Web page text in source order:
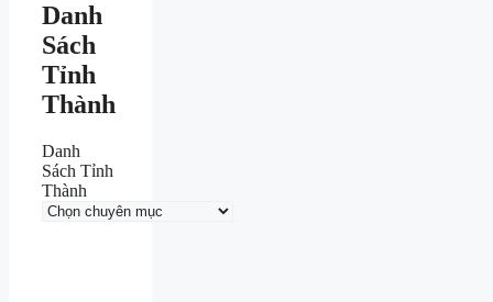
Danh
Sách
Tỉnh
Thành
Danh
Sách Tỉnh
Thành